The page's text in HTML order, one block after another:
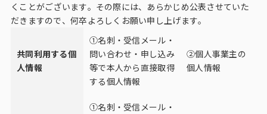
くことがございます。その際には、あらかじめ公表させていた
だきますので、何卒よろしくお願い申し上げます。
共同利用する個
人情報
①名刺・受信メール・
問い合わせ・申し込み
等で本人から直接取得
する個人情報
②個人事業主の
個人情報
①名刺・受信メール・